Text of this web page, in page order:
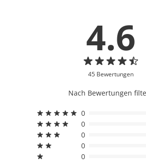
4.6
45 Bewertungen
Nach Bewertungen
0
0
0
0
0